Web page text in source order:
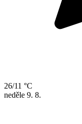
26/11 °C
neděle 9. 8.